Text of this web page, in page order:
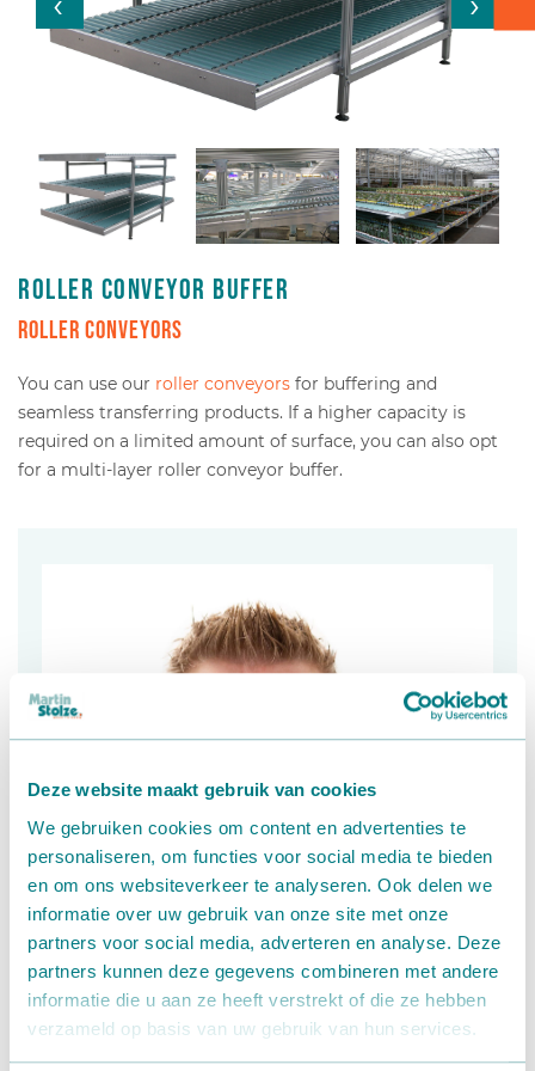
Deze website maakt gebruik van cookies
We gebruiken cookies om content en advertenties te
personaliseren, om functies voor social media te bieden
en om ons websiteverkeer te analyseren. Ook delen we
informatie over uw gebruik van onze site met onze
partners voor social media, adverteren en analyse. Deze
partners kunnen deze gegevens combineren met andere
informatie die u aan ze heeft verstrekt of die ze hebben
verzameld op basis van uw gebruik van hun services.
Roller conveyor buffer
Roller conveyors
You can use our roller conveyors for buffering and
seamless transferring products. If a higher capacity is
required on a limited amount of surface, you can also opt
for a multi-layer roller conveyor buffer.
Box transport
Packaging - Wrapping - Sorting
Accessories